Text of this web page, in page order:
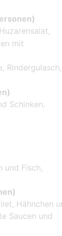
mit
Rindergulasch,
Schinken.
und Fisch,
Hähnchen
Saucen und